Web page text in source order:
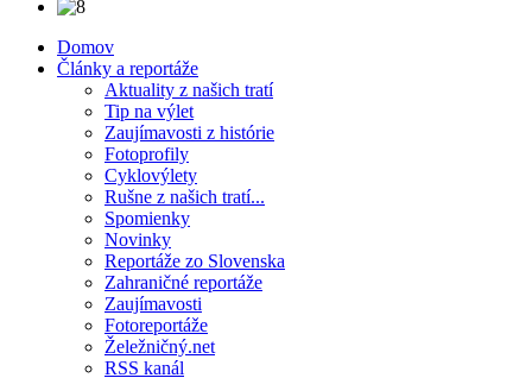
Domov
Články a reportáže
Aktuality z našich tratí
Tip na výlet
Zaujímavosti z histórie
Fotoprofily
Cyklovýlety
Rušne z našich tratí...
Spomienky
Novinky
Reportáže zo Slovenska
Zahraničné reportáže
Zaujímavosti
Fotoreportáže
Želežničný.net
RSS kanál